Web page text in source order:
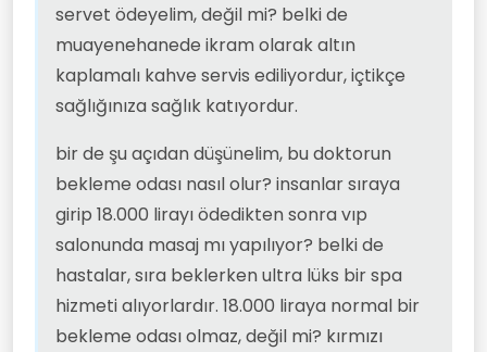
servet ödeyelim, değil mi? belki de
muayenehanede ikram olarak altın
kaplamalı kahve servis ediliyordur, içtikçe
sağlığınıza sağlık katıyordur.
bir de şu açıdan düşünelim, bu doktorun
bekleme odası nasıl olur? insanlar sıraya
girip 18.000 lirayı ödedikten sonra vıp
salonunda masaj mı yapılıyor? belki de
hastalar, sıra beklerken ultra lüks bir spa
hizmeti alıyorlardır. 18.000 liraya normal bir
bekleme odası olmaz, değil mi? kırmızı